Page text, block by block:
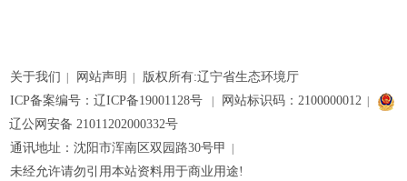
关于我们 网站声明
版权所有:辽宁省生态环境厅
ICP备案编号：辽ICP备19001128号
网站标识码：2100000012
辽公网安备 21011202000332号
通讯地址：沈阳市浑南区双园路30号甲
未经允许请勿引用本站资料用于商业用途!